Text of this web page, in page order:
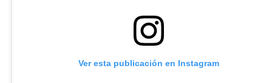
Ver esta publicación en Instagram